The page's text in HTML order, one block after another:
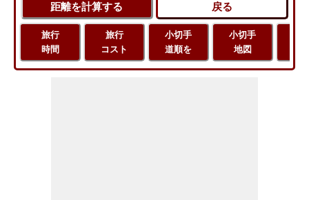
旅行
時間
旅行
コスト
小切手
道順を
小切手
地図